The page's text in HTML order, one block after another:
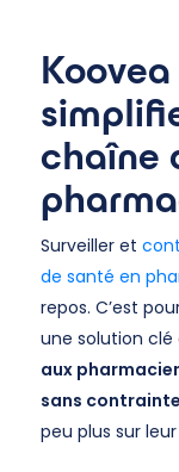
chaîne
Surveiller et
de santé en
repos. C’est
une solution clé
aux
sans contrainte
peu plus sur